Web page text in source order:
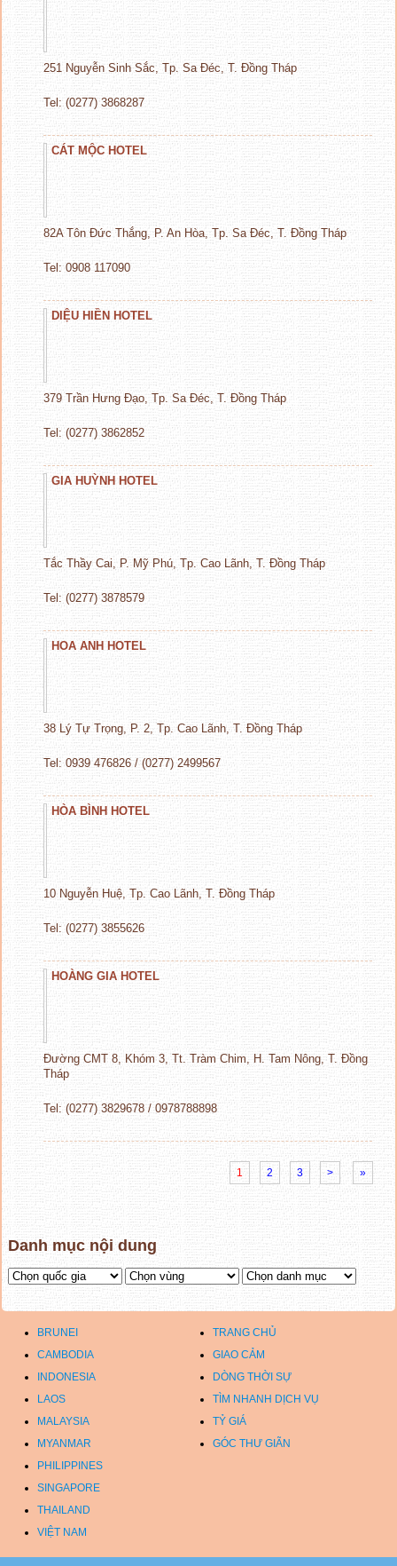
251 Nguyễn Sinh Sắc, Tp. Sa Đéc, T. Đồng Tháp
Tel: (0277) 3868287
CÁT MỘC HOTEL
82A Tôn Đức Thắng, P. An Hòa, Tp. Sa Đéc, T. Đồng Tháp
Tel: 0908 117090
DIỆU HIỀN HOTEL
379 Trần Hưng Đạo, Tp. Sa Đéc, T. Đồng Tháp
Tel: (0277) 3862852
GIA HUỲNH HOTEL
Tắc Thầy Cai, P. Mỹ Phú, Tp. Cao Lãnh, T. Đồng Tháp
Tel: (0277) 3878579
HOA ANH HOTEL
38 Lý Tự Trọng, P. 2, Tp. Cao Lãnh, T. Đồng Tháp
Tel: 0939 476826 / (0277) 2499567
HÒA BÌNH HOTEL
10 Nguyễn Huệ, Tp. Cao Lãnh, T. Đồng Tháp
Tel: (0277) 3855626
HOÀNG GIA HOTEL
Đường CMT 8, Khóm 3, Tt. Tràm Chim, H. Tam Nông, T. Đồng
Tháp
Tel: (0277) 3829678 / 0978788898
1 2 3 > »
Danh mục nội dung
BRUNEI
TRANG CHỦ
CAMBODIA
GIAO CẢM
INDONESIA
DÒNG THỜI SỰ
LAOS
TÌM NHANH DỊCH VỤ
MALAYSIA
TỶ GIÁ
MYANMAR
GÓC THƯ GIÃN
PHILIPPINES
SINGAPORE
THAILAND
VIỆT NAM